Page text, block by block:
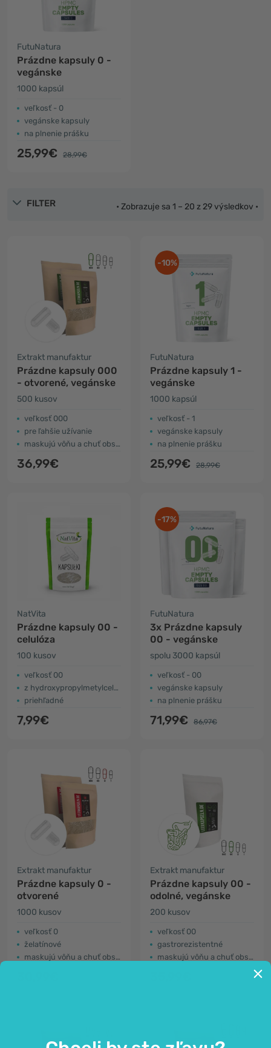
FutuNatura
Prázdne kapsuly 0 -
vegánske
1000 kapsúl
veľkosť - 0
vegánske kapsuly
na plnenie prášku
25,99€ 28,99€
FILTER • Zobrazuje sa 1 – 20 z 29 výsledkov •
Extrakt manufaktur
Prázdne kapsuly 000
- otvorené, vegánske
500 kusov
veľkosť 000
pre ľahšie užívanie
maskujú vôňu a chuť obsahu
36,99€
-10%
FutuNatura
Prázdne kapsuly 1 -
vegánske
1000 kapsúl
veľkosť - 1
vegánske kapsuly
na plnenie prášku
25,99€ 28,99€
NatVita
Prázdne kapsuly 00 -
celulóza
100 kusov
veľkosť 00
z hydroxypropylmetylcelulózy
priehľadné
7,99€
-17%
FutuNatura
3x Prázdne kapsuly
00 - vegánske
spolu 3000 kapsúl
veľkosť - 00
vegánske kapsuly
na plnenie prášku
71,99€ 86,97€
Extrakt manufaktur
Prázdne kapsuly 0 -
otvorené
1000 kusov
veľkosť 0
želatínové
maskujú vôňu a chuť obsahu
Extrakt manufaktur
Prázdne kapsuly 00 -
odolné, vegánske
200 kusov
veľkosť 00
gastrorezistentné
maskujú vôňu a chuť obsahu